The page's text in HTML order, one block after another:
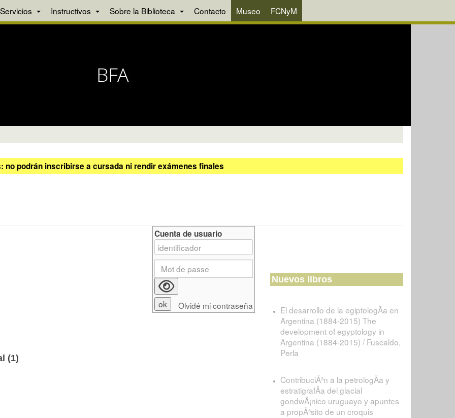
Servicios Instructivos Sobre la Biblioteca Contacto Museo FCNyM
podrán inscribirse a cursada ni rendir exámenes finales
(1)
Cuenta de usuario
Olvidé mi contraseña
Nuevos libros
El desarrollo de la egiptologÃ­a en
Argentina (1884-2015) The
development of egyptology in
Argentina (1884-2015) / Fuscaldo,
Perla
ContribuciÃ³n a la petrologÃ­a y
estratigrafÃ­a del glacial
gondwÃ¡nico uruguayo y apuntes
a propÃ³sito de un croquis